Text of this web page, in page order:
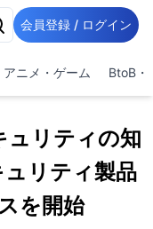
会員登録 / ログイン
アニメ・ゲーム BtoB・
ュリティの知
リティ製品
を開始